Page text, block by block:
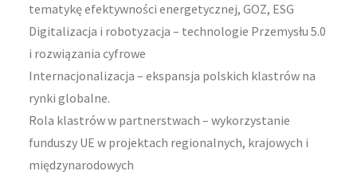
tematykę efektywności energetycznej, GOZ, ESG
Digitalizacja i robotyzacja – technologie Przemysłu 5.0
i rozwiązania cyfrowe
Internacjonalizacja – ekspansja polskich klastrów na
rynki globalne.
Rola klastrów w partnerstwach – wykorzystanie
funduszy UE w projektach regionalnych, krajowych i
międzynarodowych